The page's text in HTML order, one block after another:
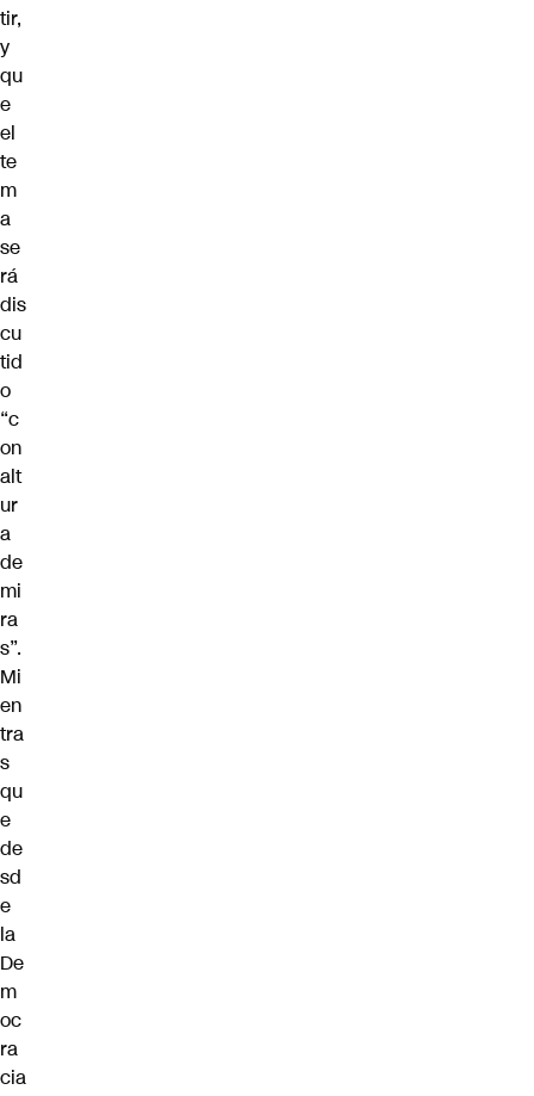
tir,
y
qu
e
el
te
m
a
se
rá
dis
cu
tid
o
“c
on
alt
ur
a
de
mi
ra
s”.
Mi
en
tra
s
qu
e
de
sd
e
la
De
m
oc
ra
cia